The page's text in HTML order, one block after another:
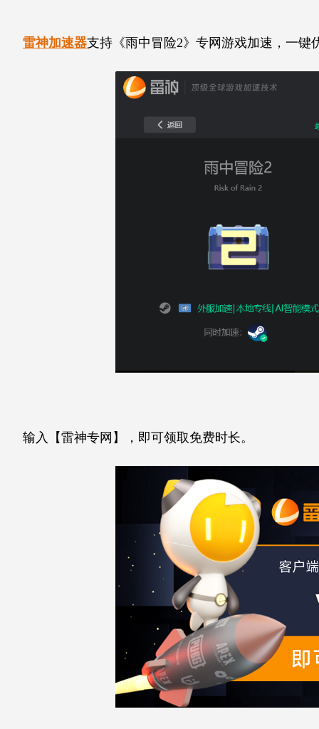
雷神加速器支持《雨中冒险2》专网游戏加速，一
输入【雷神专网】，即可领取免费时长。